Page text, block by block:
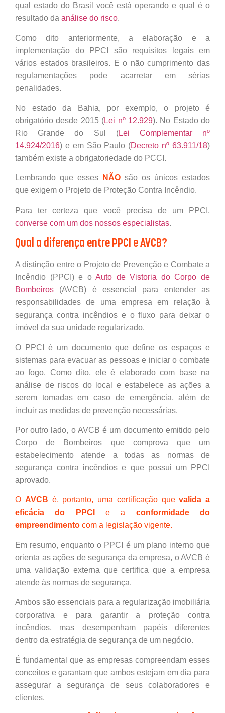
qual estado do Brasil você está operando e qual é o
resultado da análise do risco.
Como dito anteriormente, a elaboração e a
implementação do PPCI são requisitos legais em
vários estados brasileiros. E o não cumprimento das
regulamentações pode acarretar em sérias
penalidades.
No estado da Bahia, por exemplo, o projeto é
obrigatório desde 2015 (Lei nº 12.929). No Estado do
Rio Grande do Sul (Lei Complementar nº
14.924/2016) e em São Paulo (Decreto nº 63.911/18)
também existe a obrigatoriedade do PCCI.
Lembrando que esses NÃO são os únicos estados
que exigem o Projeto de Proteção Contra Incêndio.
Para ter certeza que você precisa de um PPCI,
converse com um dos nossos especialistas.
Qual a diferença entre PPCI e AVCB?
A distinção entre o Projeto de Prevenção e Combate a
Incêndio (PPCI) e oAuto de Vistoria do Corpo de
Bombeiros (AVCB) é essencial para entender as
responsabilidades de uma empresa em relação à
segurança contra incêndios e o fluxo para deixar o
imóvel da sua unidade regularizado.
O PPCI é um documento que define os espaços e
sistemas para evacuar as pessoas e iniciar o combate
ao fogo. Como dito, ele é elaborado com base na
análise de riscos do local e estabelece as ações a
serem tomadas em caso de emergência, além de
incluir as medidas de prevenção necessárias.
Por outro lado, o AVCB é um documento emitido pelo
Corpo de Bombeiros que comprova que um
estabelecimento atende a todas as normas de
segurança contra incêndios e que possui um PPCI
aprovado.
O AVCB é, portanto, uma certificação quevalida a
eficácia do PPCI
e a conformidade do
empreendimento com a legislação vigente.
Em resumo, enquanto o PPCI é um plano interno que
orienta as ações de segurança da empresa, o AVCB é
uma validação externa que certifica que a empresa
atende às normas de segurança.
Ambos são essenciais para a regularização imobiliária
corporativa e para garantir a proteção contra
incêndios, mas desempenham papéis diferentes
dentro da estratégia de segurança de um negócio.
É fundamental que as empresas compreendam esses
conceitos e garantam que ambos estejam em dia para
assegurar a segurança de seus colaboradores e
clientes.